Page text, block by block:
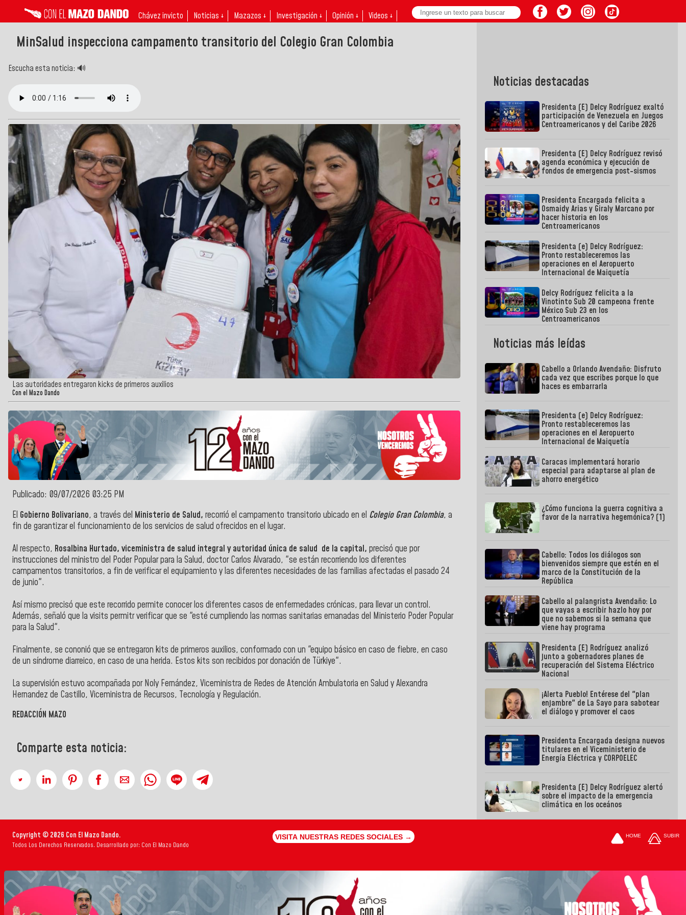
Chávez invicto Noticias ↓ Mazazos ↓ Investigación ↓ Opinión ↓ Videos ↓
MinSalud inspecciona campamento transitorio del Colegio Gran Colombia
Escucha esta noticia: 🔊
Las autoridades entregaron kicks de primeros auxilios
Con el Mazo Dando
Publicado: 09/07/2026 03:25 PM
El Gobierno Bolivariano, a través del Ministerio de Salud, recorrió el campamento transitorio ubicado en el Colegio Gran Colombia, a
fin de garantizar el funcionamiento de los servicios de salud ofrecidos en el lugar.
Al respecto, Rosalbina Hurtado, viceministra de salud integral y autoridad única de salud de la capital, precisó que por
instrucciones del ministro del Poder Popular para la Salud, doctor Carlos Alvarado, "se están recorriendo los diferentes
campamentos transitorios, a fin de verificar el equipamiento y las diferentes necesidades de las familias afectadas el pasado 24
de junio".
Así mismo precisó que este recorrido permite conocer los diferentes casos de enfermedades crónicas, para llevar un control.
Además, señaló que la visits permitr verificar que se "esté cumpliendo las normas sanitarias emanadas del Ministerio Poder Popular
para la Salud".
Finalmente, se cononió que se entregaron kits de primeros auxilios, conformado con un "equipo básico en caso de fiebre, en caso
de un síndrome diarreico, en caso de una herida. Estos kits son recibidos por donación de Türkiye".
La supervisión estuvo acompañada por Noly Fernández, Viceministra de Redes de Atención Ambulatoria en Salud y Alexandra
Hernandez de Castillo, Viceministra de Recursos, Tecnología y Regulación.
REDACCIÓN MAZO
Comparte esta noticia:
Noticias destacadas
Presidenta (E) Delcy Rodríguez exaltó
participación de Venezuela en Juegos
Centroamericanos y del Caribe 2026
Presidenta (E) Delcy Rodríguez revisó
agenda económica y ejecución de
fondos de emergencia post-sismos
Presidenta Encargada felicita a
Osmaidy Arias y Giraly Marcano por
hacer historia en los
Centroamericanos
Presidenta (e) Delcy Rodríguez:
Pronto restableceremos las
operaciones en el Aeropuerto
Internacional de Maiquetía
Delcy Rodríguez felicita a la
Vinotinto Sub 20 campeona frente
México Sub 23 en los
Centroamericanos
Noticias más leídas
Cabello a Orlando Avendaño: Disfruto
cada vez que escribes porque lo que
haces es embarrarla
Presidenta (e) Delcy Rodríguez:
Pronto restableceremos las
operaciones en el Aeropuerto
Internacional de Maiquetía
Caracas implementará horario
especial para adaptarse al plan de
ahorro energético
¿Cómo funciona la guerra cognitiva a
favor de la narrativa hegemónica? (1)
Cabello: Todos los diálogos son
bienvenidos siempre que estén en el
marco de la Constitución de la
República
Cabello al palangrista Avendaño: Lo
que vayas a escribir hazlo hoy por
que no sabemos si la semana que
viene hay programa
Presidenta (E) Rodríguez analizó
junto a gobernadores planes de
recuperación del Sistema Eléctrico
Nacional
¡Alerta Pueblo! Entérese del "plan
enjambre" de La Sayo para sabotear
el diálogo y promover el caos
Presidenta Encargada designa nuevos
titulares en el Viceministerio de
Energía Eléctrica y CORPOELEC
Presidenta (E) Delcy Rodríguez alertó
sobre el impacto de la emergencia
climática en los oceános
Copyright © 2026 Con El Mazo Dando.
Todos Los Derechos Reservados. Desarrollado por: Con El Mazo Dando
VISITA NUESTRAS REDES SOCIALES → HOME SUBIR